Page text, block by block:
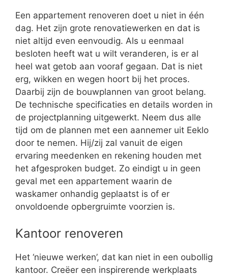
Een appartement renoveren doet u niet in één
dag. Het zijn grote renovatiewerken en dat is
niet altijd even eenvoudig. Als u eenmaal
besloten heeft wat u wilt veranderen, is er al
heel wat getob aan vooraf gegaan. Dat is niet
erg, wikken en wegen hoort bij het proces.
Daarbij zijn de bouwplannen van groot belang.
De technische specificaties en details worden in
de projectplanning uitgewerkt. Neem dus alle
tijd om de plannen met een aannemer uit Eeklo
door te nemen. Hij/zij zal vanuit de eigen
ervaring meedenken en rekening houden met
het afgesproken budget. Zo eindigt u in geen
geval met een appartement waarin de
waskamer onhandig geplaatst is of er
onvoldoende opbergruimte voorzien is.
Kantoor renoveren
Het ‘nieuwe werken’, dat kan niet in een oubollig
kantoor. Creëer een inspirerende werkplaats